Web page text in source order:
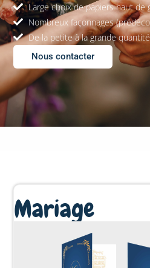
Large choix de papiers haut de
Nombreux façonnages
De la petite à la grande quantité
Nous contacter
Mariage